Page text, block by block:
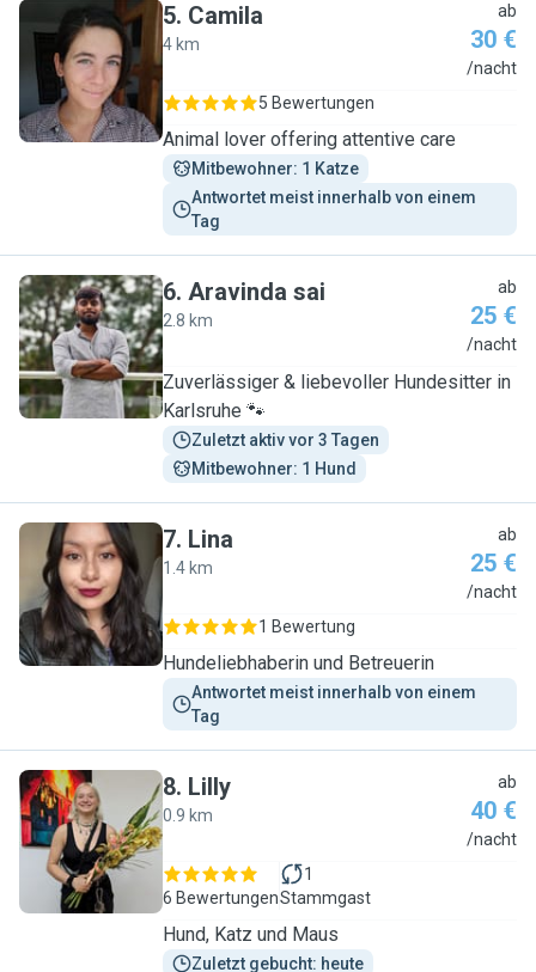
C
5. Camila
4 km
ab
30 €
/nacht
5 Bewertungen
Animal lover offering attentive care
Mitbewohner: 1 Katze
Antwortet meist innerhalb von einem
Tag
A
6. Aravinda sai
2.8 km
ab
25 €
/nacht
Zuverlässiger & liebevoller Hundesitter in
Karlsruhe 🐾
Zuletzt aktiv vor 3 Tagen
Mitbewohner: 1 Hund
L
7. Lina
1.4 km
ab
25 €
/nacht
1 Bewertung
Hundeliebhaberin und Betreuerin
Antwortet meist innerhalb von einem
Tag
L
8. Lilly
0.9 km
ab
40 €
/nacht
6 Bewertungen
1
Stammgast
Hund, Katz und Maus
Zuletzt gebucht: heute